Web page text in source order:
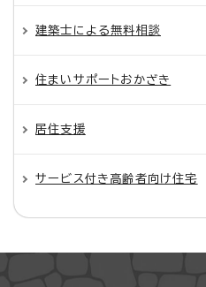
建築士による無料相談
住まいサポートおかざき
居住支援
サービス付き高齢者向け住宅